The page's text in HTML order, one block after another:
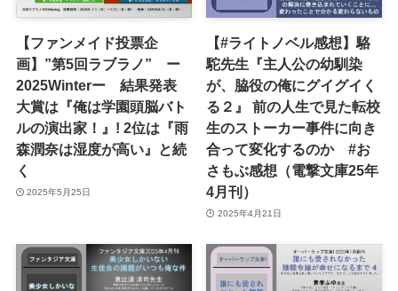
【ファンメイド投票企
画】”第5回ラブラノ” ー
2025Winterー 結果発表
大賞は『俺は学園頭脳バト
ルの演出家！』! 2位は『雨
森潤奈は湿度が高い』と続
く
2025年5月25日
【#ライトノベル感想】駱
駝先生『主人公の幼馴染
が、脇役の俺にグイグイく
る２』 前の人生で見た転校
生のストーカー事件に向き
合って変化するのか #お
さもぶ感想（電撃文庫25年
4月刊）
2025年4月21日